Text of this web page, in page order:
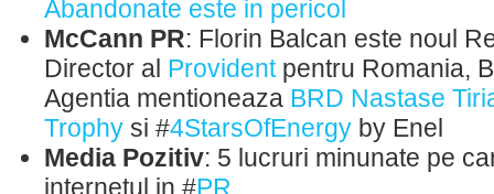
Abandonate este in pericol
McCann PR: Florin Balcan este noul
Director al Providentpentru Romania,
Agentia mentioneaza BRD Nastase
Trophy si #‎4StarsOfEnergy‬ by Enel
Media Pozitiv: 5 lucruri minunate pe
internetul in ‪#‎PR